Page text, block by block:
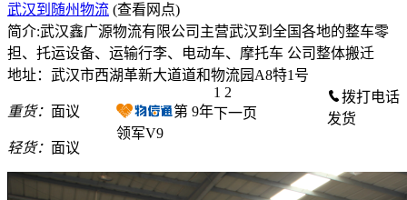
武汉到随州物流 (查看网点)
简介:武汉鑫广源物流有限公司主营武汉到全国各地的整车零
担、托运设备、运输行李、电动车、摩托车 公司整体搬迁
地址：武汉市西湖革新大道道和物流园A8特1号
重货： 面议
轻货： 面议
第 9年
领军V9
拨打电话
发货
1 2
下一页